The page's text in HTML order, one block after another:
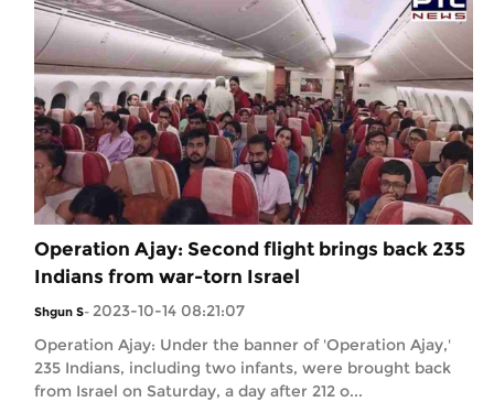
Operation Ajay: Second flight brings back 235
Indians from war-torn Israel
Shgun S- 2023-10-14 08:21:07
Operation Ajay: Under the banner of 'Operation Ajay,'
235 Indians, including two infants, were brought back
from Israel on Saturday, a day after 212 o...